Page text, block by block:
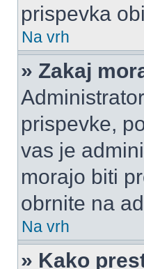
prispevka
Na vrh
» Zakaj
prispevke,
vas je
morajo biti
obrnite na
Na vrh
» Kako